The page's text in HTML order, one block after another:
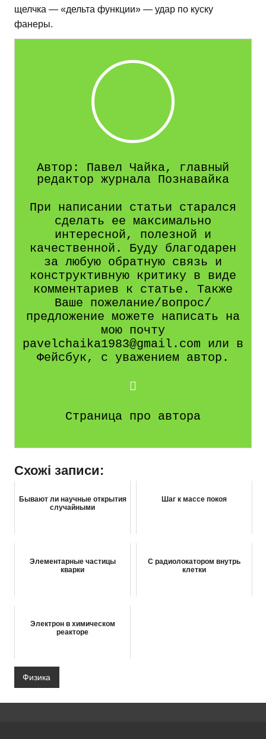
щелчка — «дельта функции» — удар по куску
фанеры.
Автор: Павел Чайка, главный
редактор журнала Познавайка
При написании статьи старался
сделать ее максимально
интересной, полезной и
качественной. Буду благодарен
за любую обратную связь и
конструктивную критику в виде
комментариев к статье. Также
Ваше пожелание/вопрос/
предложение можете написать на
мою почту
pavelchaika1983@gmail.com или в
Фейсбук, с уважением автор.
Страница про автора
Схожі записи:
Бывают ли научные открытия
случайными
Шаг к массе покоя
Элементарные частицы
кварки
С радиолокатором внутрь
клетки
Электрон в химическом
реакторе
Физика